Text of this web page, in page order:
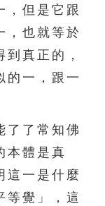
，但是它跟
，也就等於
真正的，
的一，跟一
了常知佛
本體是真
這一是什麼
等覺」，這